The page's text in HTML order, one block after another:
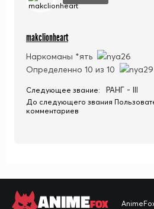
makclionheart
Наркоманы *ять
Определенно 10 из 10
Следующее звание: РАНГ - III
До следующего звания
комментариев
ANIMEFOX